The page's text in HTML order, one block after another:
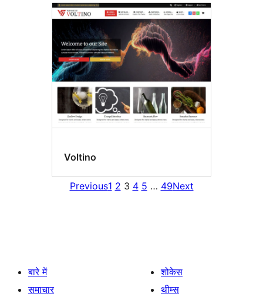
Voltino
Previous1 2 3 4 5 … 49Next
बारे में
समाचार
शोकेस
थीम्स